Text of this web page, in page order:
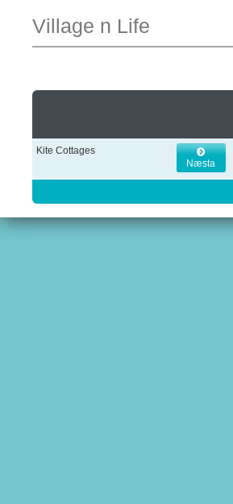
Village n Life
Kite Cottages
Næsta